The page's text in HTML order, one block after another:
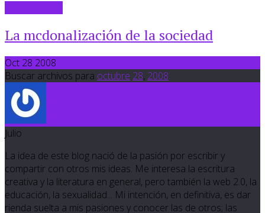
La mcdonalización de la sociedad
Oct 28 2008
Buscar archivos para octubre 28, 2008
Julio
La idea de este blog nació de la pasión por escribir y
compartir con otros mis ideas. Me interesa la escritura
creativa y la literatura en general, pero también la web 2.0, la
educación, la sexualidad... Mi intención, en definitiva, es dar
rienda suelta a mis pasiones y conocer las de otros; las